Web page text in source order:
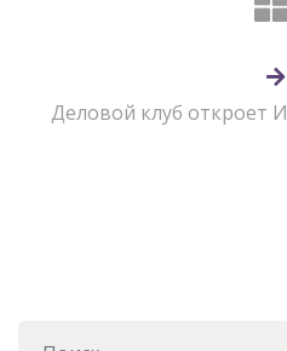
Деловой клуб откроет